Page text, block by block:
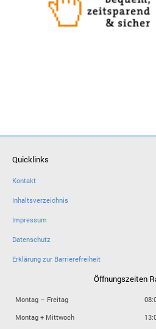
Quicklinks
Kontakt
Inhaltsverzeichnis
Impressum
Datenschutz
Erklärung zur Barrierefreiheit
Öffnungszeiten
Montag – Freitag
Montag + Mittwoch